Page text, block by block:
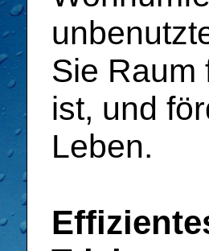
Sie Raum
ist, und
Leben.